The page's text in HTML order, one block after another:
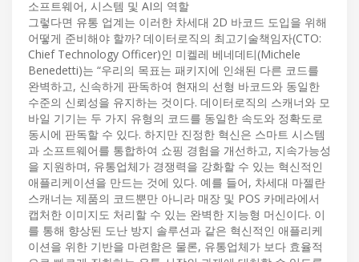
소프트웨어, 시스템 및 AI의 역할
그렇다면 유통 업계는 이러한 차세대 2D 바코드 도입을 위해
어떻게 준비해야 할까? 데이터로직의 최고기술책임자(CTO:
Chief Technology Officer)인 미켈레 베네데티(Michele
Benedetti)는 “우리의 목표는 패키지에 인쇄된 다른 코드를
완벽하고, 신속하게 판독하여 현재의 선형 바코드와 동일한
수준의 신뢰성을 유지하는 것이다. 데이터로직의 스캐너와 모
바일 기기는 두 가지 유형의 코드를 동일한 속도와 정확도로
동시에 판독할 수 있다. 하지만 진정한 혁신은 스마트 시스템
과 소프트웨어를 통합하여 쇼핑 경험을 개선하고, 지속가능성
을 지원하며, 유통업체가 경쟁력을 강화할 수 있는 혁신적인
애플리케이션을 만드는 것에 있다. 예를 들어, 차세대 마젤란
스캐너는 제품의 코드뿐만 아니라 매장 및 POS 카메라에서
캡처한 이미지도 처리할 수 있는 완벽한 지능형 머신이다. 이
를 통해 향상된 도난 방지 솔루션과 같은 혁신적인 애플리케
이션을 위한 기반을 마련함은 물론, 유통업체가 보다 효율적